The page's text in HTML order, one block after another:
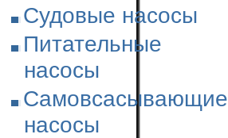
Судовые насосы
Питательные
насосы
Самовсасывающие
насосы